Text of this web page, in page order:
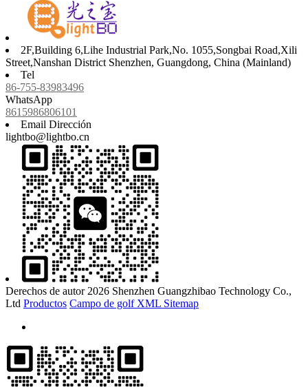
2F,Building 6,Lihe Industrial Park,No. 1055,Songbai Road,Xili
Street,Nanshan District Shenzhen, Guangdong, China (Mainland)
Tel
86-755-83983496
WhatsApp
8615986806101
Email Dirección
lightbo@lightbo.cn
Derechos de autor 2026 Shenzhen Guangzhibao Technology Co.,
Ltd Productos Campo de golf XML Sitemap